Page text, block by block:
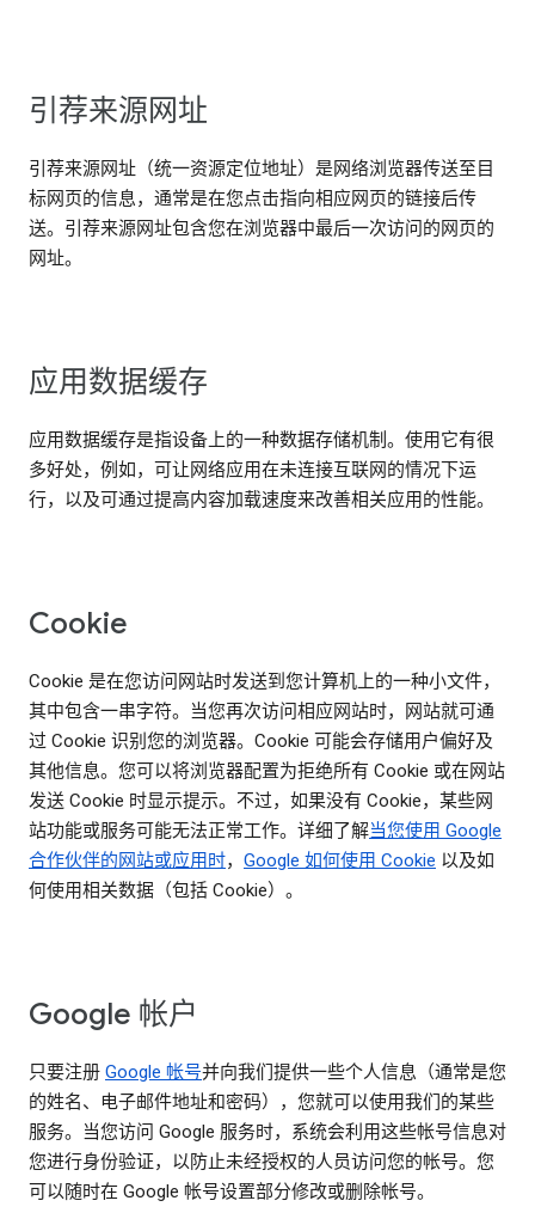
引荐来源网址
引荐来源网址（统一资源定位地址）是网络浏览器传送至目
标网页的信息，通常是在您点击指向相应网页的链接后传
送。引荐来源网址包含您在浏览器中最后一次访问的网页的
网址。
应用数据缓存
应用数据缓存是指设备上的一种数据存储机制。使用它有很
多好处，例如，可让网络应用在未连接互联网的情况下运
行，以及可通过提高内容加载速度来改善相关应用的性能。
Cookie
Cookie 是在您访问网站时发送到您计算机上的一种小文件，
其中包含一串字符。当您再次访问相应网站时，网站就可通
过 Cookie 识别您的浏览器。Cookie 可能会存储用户偏好及
其他信息。您可以将浏览器配置为拒绝所有 Cookie 或在网站
发送 Cookie 时显示提示。不过，如果没有 Cookie，某些网
站功能或服务可能无法正常工作。详细了解当您使用 Google
合作伙伴的网站或应用时， Google 如何使用 Cookie 以及如
何使用相关数据（包括 Cookie）。
Google 帐户
只要注册 Google 帐号并向我们提供一些个人信息（通常是您
的姓名、电子邮件地址和密码），您就可以使用我们的某些
服务。当您访问 Google 服务时，系统会利用这些帐号信息对
您进行身份验证，以防止未经授权的人员访问您的帐号。您
可以随时在 Google 帐号设置部分修改或删除帐号。